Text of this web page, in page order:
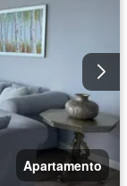
Apartamento